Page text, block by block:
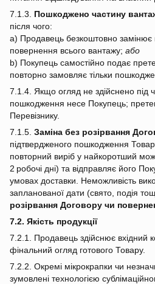
7.1.3. Пошкоджено частину
після чого:
a) Продавець безкоштовно замінює
повернення всього вантажу; або
b) Покупець самостійно подає
повторно замовляє тільки
7.1.4. Якщо огляд не здійснено під
пошкодження несе Покупець;
Перевізнику.
7.1.5. Заміна без розірвання
підтвердженого пошкодження
повторний виріб у найкоротший
2 робочі дні) та відправляє його
умовах доставки. Неможливість
запланованої дати (свято, подія
розірвання Договору чи
7.2. Якість продукції
7.2.1. Продавець здійснює вхідний
фінальний огляд готового Товару.
7.2.2. Окремі мікрокрапки чи
зумовлені технологією